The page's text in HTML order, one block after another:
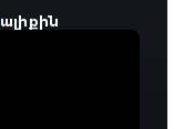
ալիքին